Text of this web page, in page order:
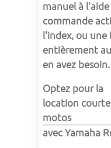
manuel à
commande
l'index, ou une
entièrement
en avez besoin.
Optez pour la
location
motos
avec Yamaha